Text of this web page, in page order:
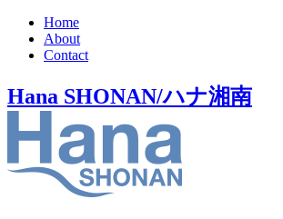
Home
About
Contact
Hana SHONAN/ハナ湘南